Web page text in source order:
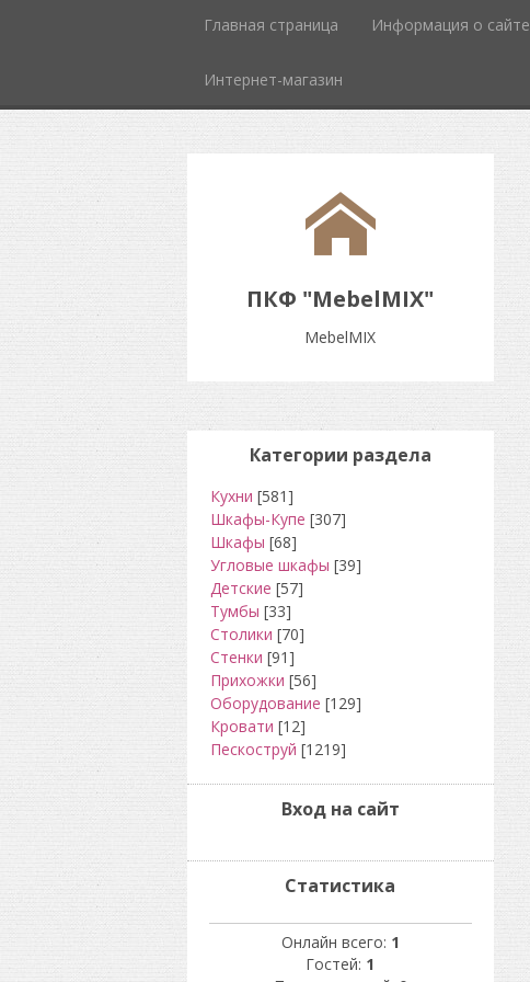
Главная страница Информация о сайте
Интернет-магазин
ПКФ "MebelMIX"
MebelMIX
Категории раздела
Кухни [581]
Шкафы-Купе [307]
Шкафы [68]
Угловые шкафы [39]
Детские [57]
Тумбы [33]
Столики [70]
Стенки [91]
Прихожки [56]
Оборудование [129]
Кровати [12]
Пескоструй [1219]
Вход на сайт
Статистика
Онлайн всего: 1
Гостей: 1